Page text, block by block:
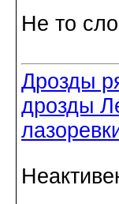
Не то
Дрозды
дрозды